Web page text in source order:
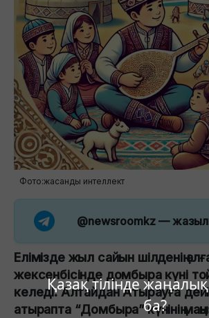
Қазақ тілінде
ба?
Фото:жасанды интеллект
@newsroomkz —
Елімізде жыл сайын шілденің
жексенбісінде домбыра күні
келеді. Алтайдан Атырауға
атырапта “Домбыра” күнінің